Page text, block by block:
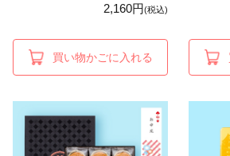
2,160円(税込)
買い物かごに入れる